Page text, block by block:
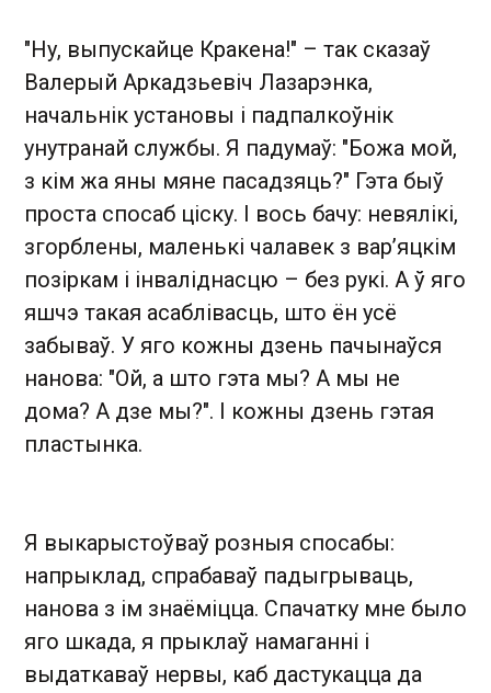
"Ну, выпускайце Кракена!" – так сказаў
Валерый Аркадзьевіч Лазарэнка,
начальнік установы і падпалкоўнік
унутранай службы. Я падумаў: "Божа мой,
з кім жа яны мяне пасадзяць?" Гэта быў
проста спосаб ціску. І вось бачу: невялікі,
згорблены, маленькі чалавек з вар’яцкім
позіркам і інваліднасцю – без рукі. А ў яго
яшчэ такая асаблівасць, што ён усё
забываў. У яго кожны дзень пачынаўся
нанова: "Ой, а што гэта мы? А мы не
дома? А дзе мы?". І кожны дзень гэтая
пластынка.
Я выкарыстоўваў розныя спосабы:
напрыклад, спрабаваў падыгрываць,
нанова з ім знаёміцца. Спачатку мне было
яго шкада, я прыклаў намаганні і
выдаткаваў нервы, каб дастукацца да